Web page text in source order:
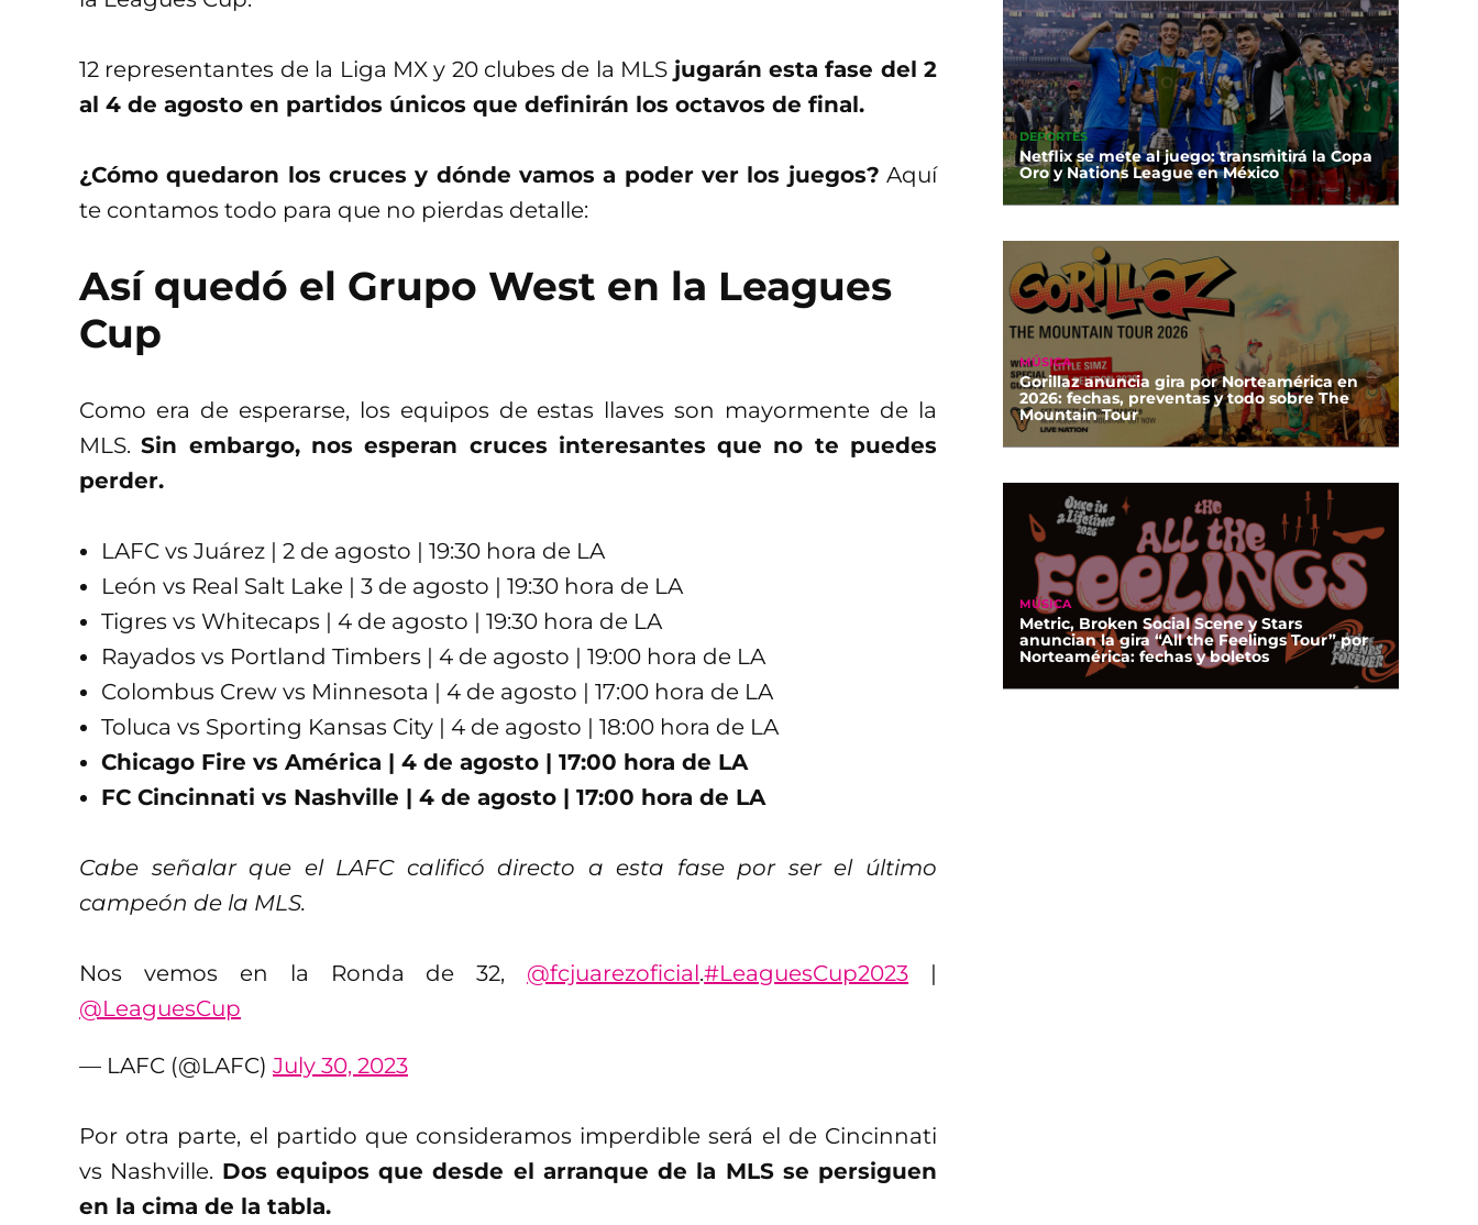
12 representantes de la Liga MX y 20 clubes de la MLS jugarán esta fase del 2
al 4 de agosto en partidos únicos que definirán los octavos de final.
¿Cómo quedaron los cruces y dónde vamos a poder ver los juegos? Aquí
te contamos todo para que no pierdas detalle:
Así quedó el Grupo West en la Leagues
Cup
Como era de esperarse, los equipos de estas llaves son mayormente de la
MLS.Sin embargo, nos esperan cruces interesantes que no te puedes
perder.
LAFC vs Juárez | 2 de agosto | 19:30 hora de LA
León vs Real Salt Lake | 3 de agosto | 19:30 hora de LA
Tigres vs Whitecaps | 4 de agosto | 19:30 hora de LA
Rayados vs Portland Timbers | 4 de agosto | 19:00 hora de LA
Colombus Crew vs Minnesota | 4 de agosto | 17:00 hora de LA
Toluca vs Sporting Kansas City | 4 de agosto | 18:00 hora de LA
Chicago Fire vs América | 4 de agosto | 17:00 hora de LA
FC Cincinnati vs Nashville | 4 de agosto | 17:00 hora de LA
Cabe señalar que el LAFC calificó directo a esta fase por ser el último
campeón de la MLS.
Nos vemos en la Ronda de 32, @fcjuarezoficial.#LeaguesCup2023 |
@LeaguesCup
— LAFC (@LAFC) July 30, 2023
Por otra parte, el partido que consideramos imperdible será el de Cincinnati
vs Nashville. Dos equipos que desde el arranque de la MLS se persiguen
en la cima de la tabla.
DEPORTES
Netflix se mete al juego: transmitirá la Copa
Oro y Nations League en México
MÚSICA
Gorillaz anuncia gira por Norteamérica en
2026: fechas, preventas y todo sobre The
Mountain Tour
MÚSICA
Metric, Broken Social Scene y Stars
anuncian la gira “All the Feelings Tour” por
Norteamérica: fechas y boletos